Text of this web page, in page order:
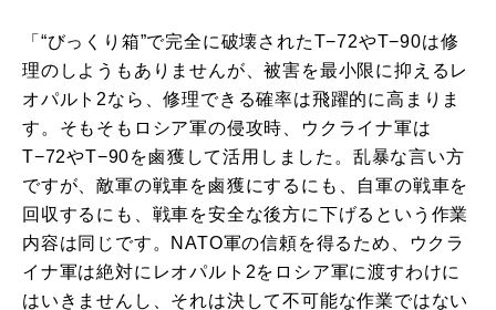
「“びっくり箱”で完全に破壊されたT−72やT−90は修
理のしようもありませんが、被害を最小限に抑えるレ
オパルト2なら、修理できる確率は飛躍的に高まりま
す。そもそもロシア軍の侵攻時、ウクライナ軍は
T−72やT−90を鹵獲して活用しました。乱暴な言い方
ですが、敵軍の戦車を鹵獲にするにも、自軍の戦車を
回収するにも、戦車を安全な後方に下げるという作業
内容は同じです。NATO軍の信頼を得るため、ウクラ
イナ軍は絶対にレオパルト2をロシア軍に渡すわけに
はいきませんし、それは決して不可能な作業ではない